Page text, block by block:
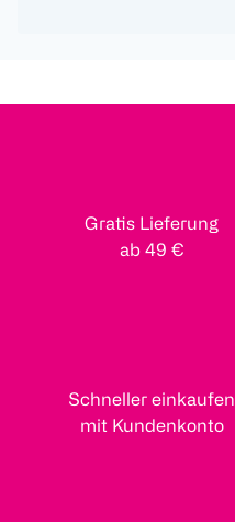
Gratis Lieferung
ab 49 €
Schneller einkaufen
mit Kundenkonto